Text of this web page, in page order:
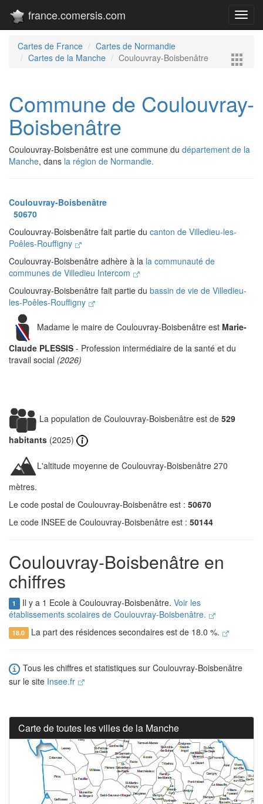
france.comersis.com
Cartes de France
Cartes de Normandie
Cartes de la Manche
Coulouvray-Boisbenâtre
Commune de Coulouvray-
Boisbenâtre
Coulouvray-Boisbenâtre est une commune du département de la
Manche, dans la région de Normandie.
Coulouvray-Boisbenâtre
50670
Coulouvray-Boisbenâtre fait partie du canton de Villedieu-les-
Poêles-Rouffigny
Coulouvray-Boisbenâtre adhère à la la communauté de
communes de Villedieu Intercom
Coulouvray-Boisbenâtre fait partie du bassin de vie de Villedieu-
les-Poêles-Rouffigny
Madame le maire de Coulouvray-Boisbenâtre est Marie-
Claude PLESSIS - Profession intermédiaire de la santé et du
travail social (2026)
La population de Coulouvray-Boisbenâtre est de 529
habitants (2025)
L'altitude moyenne de Coulouvray-Boisbenâtre 270
mètres.
Le code postal de Coulouvray-Boisbenâtre est : 50670
Le code INSEE de Coulouvray-Boisbenâtre est : 50144
Coulouvray-Boisbenâtre en
chiffres
1 Il y a 1 Ecole à Coulouvray-Boisbenâtre. Voir les
établissements scolaires de Coulouvray-Boisbenâtre.
18.0 La part des résidences secondaires est de 18.0 %.
Tous les chiffres et statistiques sur Coulouvray-Boisbenâtre
sur le site Insee.fr
Carte de toutes les villes de la Manche